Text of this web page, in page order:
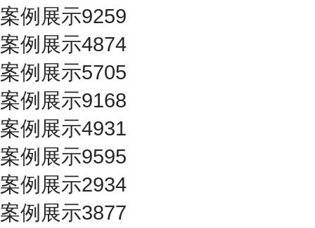
案例展示9259
案例展示4874
案例展示5705
案例展示9168
案例展示4931
案例展示9595
案例展示2934
案例展示3877